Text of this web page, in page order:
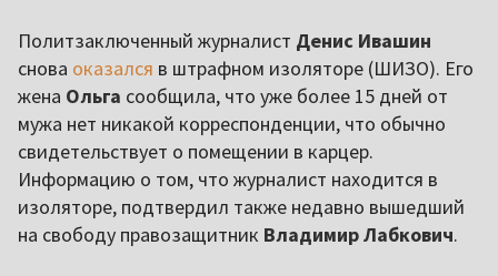
Политзаключенный журналист Денис Ивашин
снова оказался в штрафном изоляторе (ШИЗО). Его
жена Ольга сообщила, что уже более 15 дней от
мужа нет никакой корреспонденции, что обычно
свидетельствует о помещении в карцер.
Информацию о том, что журналист находится в
изоляторе, подтвердил также недавно вышедший
на свободу правозащитник Владимир Лабкович.